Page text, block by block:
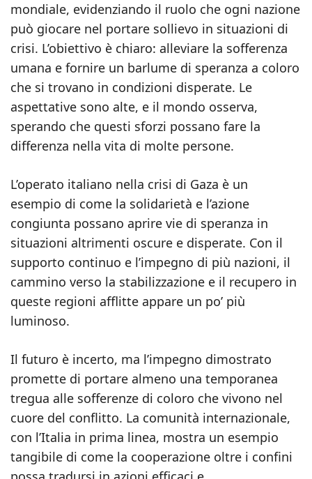
mondiale, evidenziando il ruolo che ogni nazione
può giocare nel portare sollievo in situazioni di
crisi. L’obiettivo è chiaro: alleviare la sofferenza
umana e fornire un barlume di speranza a coloro
che si trovano in condizioni disperate. Le
aspettative sono alte, e il mondo osserva,
sperando che questi sforzi possano fare la
differenza nella vita di molte persone.
L’operato italiano nella crisi di Gaza è un
esempio di come la solidarietà e l’azione
congiunta possano aprire vie di speranza in
situazioni altrimenti oscure e disperate. Con il
supporto continuo e l’impegno di più nazioni, il
cammino verso la stabilizzazione e il recupero in
queste regioni afflitte appare un po’ più
luminoso.
Il futuro è incerto, ma l’impegno dimostrato
promette di portare almeno una temporanea
tregua alle sofferenze di coloro che vivono nel
cuore del conflitto. La comunità internazionale,
con l’Italia in prima linea, mostra un esempio
tangibile di come la cooperazione oltre i confini